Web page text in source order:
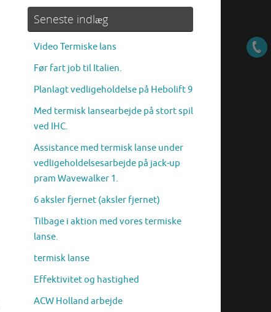
Seneste indlæg
Video Termiske lans
Før fart job til Italien.
Planlagt vedligeholdelse på Hebolift 9
Med termisk lansearbejde på stort spil
ved IHC.
Assistance med termisk lanse under
vedligeholdelsesarbejde på jack-up
pram Wavewalker 1.
6 aksler fjernet (aksler fjernet)
Tilbage i aktion med vores termiske
lanse.
termisk lanse
Effektivitet og hastighed
ACW Holland arbejde